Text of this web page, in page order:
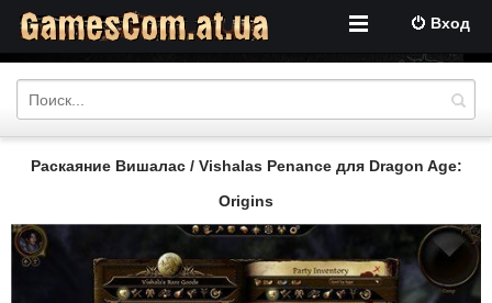
Вход
Раскаяние Вишалас / Vishalas Penance для Dragon Age:
Origins